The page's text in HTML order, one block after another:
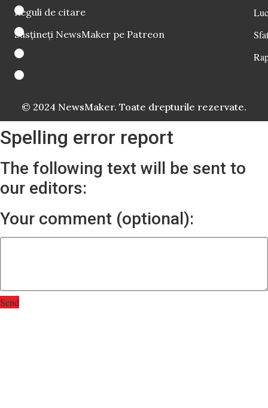
Reguli de citare
Susțineți NewsMaker pe Patreon
© 2024 NewsMaker. Toate drepturile rezervate.
Spelling error report
The following text will be sent to
our editors:
Your comment (optional):
Send